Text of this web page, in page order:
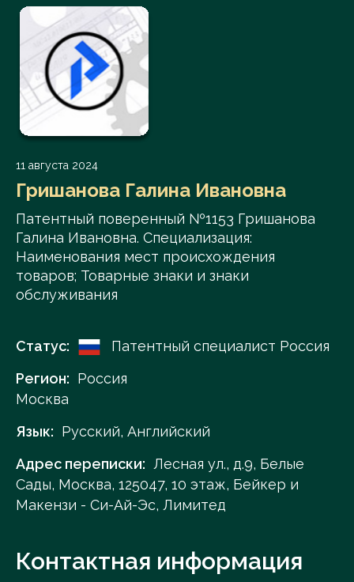
11 августа 2024
Гришанова Галина Ивановна
Патентный поверенный №1153 Гришанова
Галина Ивановна. Специализация:
Наименования мест происхождения
товаров; Товарные знаки и знаки
обслуживания
Статус:
Патентный специалист Россия
Регион: Россия
Москва
Язык: Русский, Английский
Адрес переписки: Лесная ул., д.9, Белые
Сады, Москва, 125047, 10 этаж, Бейкер и
Макензи - Си-Ай-Эс, Лимитед
Контактная информация